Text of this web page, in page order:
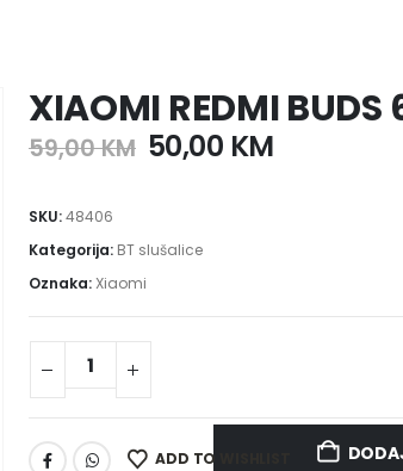
XIAOMI REDMI BUDS
59,00KM 50,00 KM
SKU:48406
Kategorija: BT slušalice
Oznaka:Xiaomi
ADD TO WISHLIST